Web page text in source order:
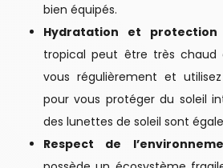
bien équipés.
Hydratation et protection
tropical peut être très chaud
vous régulièrement et
pour vous protéger du soleil
des lunettes de soleil sont
Respect de